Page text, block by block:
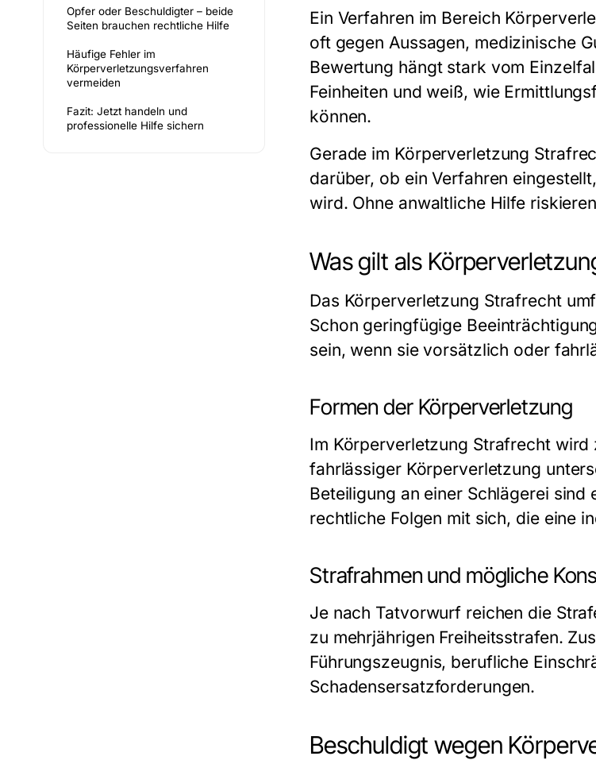
Opfer oder Beschuldigter – beide
Seiten brauchen rechtliche Hilfe
Häufige Fehler im
Körperverletzungsverfahren
vermeiden
Fazit: Jetzt handeln und
professionelle Hilfe sichern
Ein Verfahren im Bereich
oft gegen Aussagen, medizinische
Bewertung hängt stark vom
Feinheiten und weiß, wie
können.
Gerade im Körperverletzung
darüber, ob ein Verfahren
wird. Ohne anwaltliche Hilfe
Was gilt als
Das Körperverletzung Strafrecht
Schon geringfügige
sein, wenn sie vorsätzlich oder
Formen der Körperverletzung
Im Körperverletzung Strafrecht
fahrlässiger Körperverletzung
Beteiligung an einer Schlägerei
rechtliche Folgen mit sich, die eine
Strafrahmen und mögliche
Je nach Tatvorwurf reichen die
zu mehrjährigen Freiheitsstrafen.
Führungszeugnis, berufliche
Schadensersatzforderungen.
Beschuldigt wegen